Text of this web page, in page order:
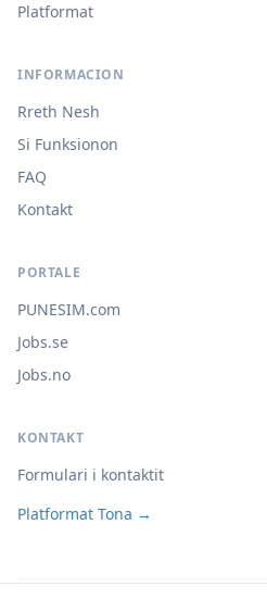
Platformat
INFORMACION
Rreth Nesh
Si Funksionon
FAQ
Kontakt
PORTALE
PUNESIM.com
Jobs.se
Jobs.no
KONTAKT
Formulari i kontaktit
Platformat Tona →